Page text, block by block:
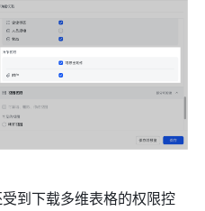
到下载多维表格的权限控